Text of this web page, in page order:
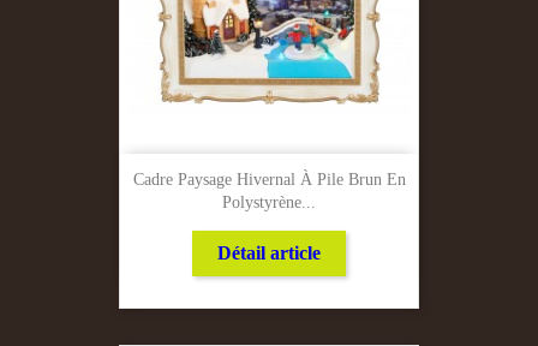
Cadre Paysage Hivernal À Pile Brun En
Polystyrène...
Détail article